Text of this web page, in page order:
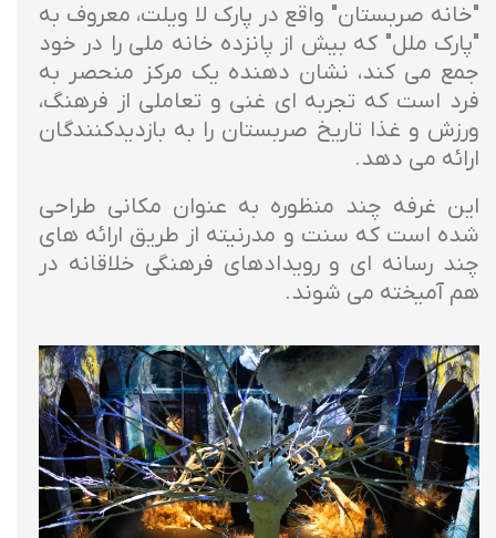
"خانه صربستان" واقع در پارک لا ویلت، معروف به
"پارک ملل" که بیش از پانزده خانه ملی را در خود
جمع می کند، نشان دهنده یک مرکز منحصر به
فرد است که تجربه ای غنی و تعاملی از فرهنگ،
ورزش و غذا تاریخ صربستان را به بازدیدکنندگان
ارائه می دهد.
این غرفه چند منظوره به عنوان مکانی طراحی
شده است که سنت و مدرنیته از طریق ارائه های
چند رسانه ای و رویدادهای فرهنگی خلاقانه در
هم آمیخته می شوند.